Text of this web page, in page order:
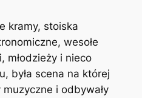
kramy, stoiska
wesołe
młodzieży i nieco
była scena na której
muzyczne i odbywały